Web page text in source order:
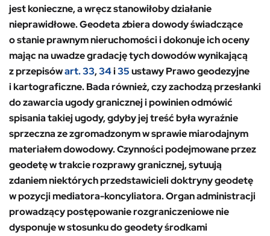
jest konieczne, a wręcz stanowiłoby działanie
nieprawidłowe. Geodetazbiera dowody świadczące
o stanie prawnym nieruchomości i dokonuje ich oceny
mając na uwadze gradację tych dowodów wynikającą
zprzepisówart. 33,34i35ustawy Prawo geodezyjne
i kartograficzne. Bada również, czy zachodzą przesłanki
do zawarcia ugody granicznej i powinien odmówić
spisania takiej ugody, gdyby jej treść była wyraźnie
sprzeczna ze zgromadzonym w sprawie miarodajnym
materiałem dowodowy. Czynności podejmowane przez
geodetę w trakcie rozprawy granicznej, sytuują
zdaniem niektórych przedstawicieli doktryny geodetę
w pozycji mediatora-koncyliatora. Organ administracji
prowadzący postępowanie rozgraniczeniowe nie
dysponuje w stosunku do geodety środkami